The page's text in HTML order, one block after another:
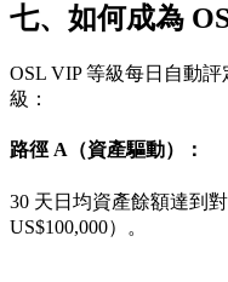
七、如何成為
OSL VIP 等級每日自動
級：
路徑 A（資產驅動）：
30 天日均資產餘額達到
US$100,000）。